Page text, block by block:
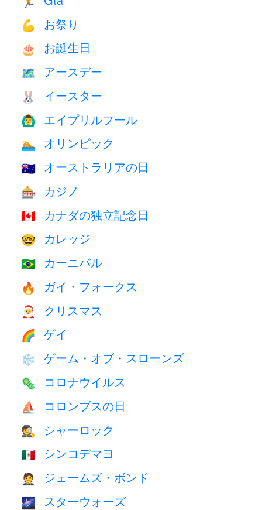
💪 お祭り
🎂 お誕生日
🗺️ アースデー
🐰 イースター
🙆‍♂️ エイプリルフール
🏊 オリンピック
🇦🇺 オーストラリアの日
🎰 カジノ
🇨🇦 カナダの独立記念日
🤓 カレッジ
🇧🇷 カーニバル
🔥 ガイ・フォークス
🎅 クリスマス
🌈 ゲイ
❄️ ゲーム・オブ・スローンズ
🦠 コロナウイルス
⛵️ コロンブスの日
🕵️ シャーロック
🇲🇽 シンコデマヨ
🤵 ジェームズ・ボンド
🌌 スターウォーズ